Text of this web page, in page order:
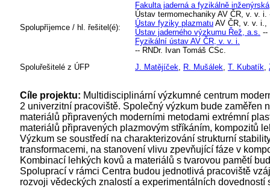
Spolupříjemce / hl. řešitel(é):
Fakulta jaderná a fyzikálně inženýrská
Ústav termomechaniky AV ČR, v. v.
Ústav fyziky plazmatu AV ČR, v. v. i.,
Ústav jaderného výzkumu Řež, a.s. --
Fyzikální ústav AV ČR, v. v. i.
-- RNDr. Ivan Tomáš CSc.
Spoluřešitelé z ÚFP
J. Matějíček, R. Mušálek, T. Kubatík,
Cíle projektu: Multidisciplinární výzkumné centrum
2 univerzitní pracoviště. Společný výzkum bude zaměřen
materiálů připravených moderními metodami extrémní
materiálů připravených plazmovým stříkáním, kompozitů
Výzkum se soustředí na charakterizování strukturní
transformacemi, na stanovení vlivu zpevňující fáze v
Kombinací lehkých kovů a materiálů s tvarovou pamětí
Spoluprací v rámci Centra budou jednotlivá pracoviště
rozvoji vědeckých znalostí a experimentálních